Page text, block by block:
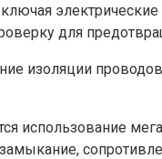
для
изоляции
использование